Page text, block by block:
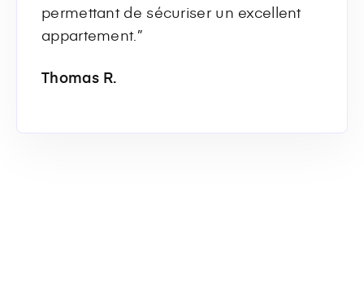
permettant de sécuriser un excellent
appartement.”
Thomas R.